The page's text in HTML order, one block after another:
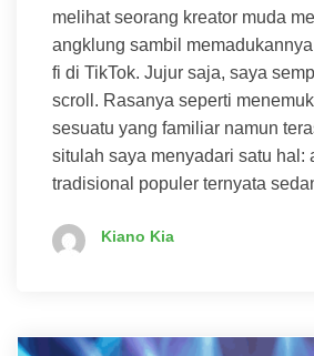
melihat seorang kreator muda
angklung sambil
fi di TikTok. Jujur saja, saya
scroll. Rasanya seperti
sesuatu yang familiar namun
situlah saya menyadari satu hal:
tradisional populer ternyata
Kiano Kia